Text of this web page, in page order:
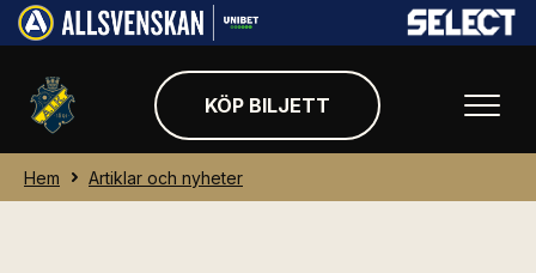
KÖP BILJETT
Hem Artiklar och nyheter